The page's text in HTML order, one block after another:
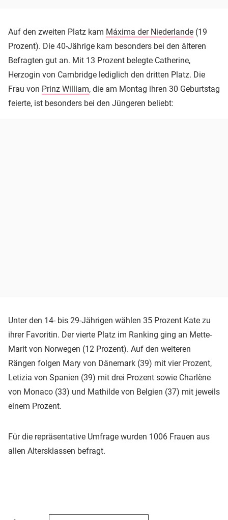
Auf den zweiten Platz kam Máxima der Niederlande (19
Prozent). Die 40-Jährige kam besonders bei den älteren
Befragten gut an. Mit 13 Prozent belegte Catherine,
Herzogin von Cambridge lediglich den dritten Platz. Die
Frau von Prinz William, die am Montag ihren 30 Geburtstag
feierte, ist besonders bei den Jüngeren beliebt:
Unter den 14- bis 29-Jährigen wählen 35 Prozent Kate zu
ihrer Favoritin. Der vierte Platz im Ranking ging an Mette-
Marit von Norwegen (12 Prozent). Auf den weiteren
Rängen folgen Mary von Dänemark (39) mit vier Prozent,
Letizia von Spanien (39) mit drei Prozent sowie Charlène
von Monaco (33) und Mathilde von Belgien (37) mit jeweils
einem Prozent.
Für die repräsentative Umfrage wurden 1006 Frauen aus
allen Altersklassen befragt.